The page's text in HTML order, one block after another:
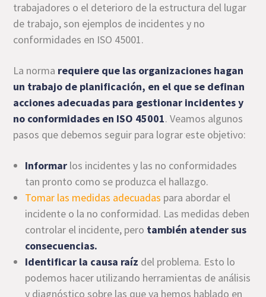
trabajadores o el deterioro de la estructura del lugar
de trabajo, son ejemplos de incidentes y no
conformidades en ISO 45001.
La norma requiere que las organizaciones hagan
un trabajo de planificación, en el que se definan
acciones adecuadas para gestionar incidentes y
no conformidades en ISO 45001. Veamos algunos
pasos que debemos seguir para lograr este objetivo:
Informar los incidentes y las no conformidades
tan pronto como se produzca el hallazgo.
Tomar las medidas adecuadas para abordar el
incidente o la no conformidad. Las medidas deben
controlar el incidente, pero también atender sus
consecuencias.
Identificar la causa raíz del problema. Esto lo
podemos hacer utilizando herramientas de análisis
y diagnóstico sobre las que ya hemos hablado en